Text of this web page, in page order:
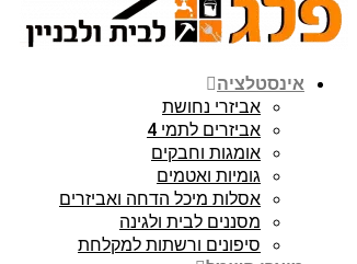
אינסטלציה
אביזרי נחושת
אביזרים לתמי 4
אומגות וחבקים
גומיות ואטמים
אסלות מיכל הדחה ואביזרים
מסננים לבית ולגינה
סיפונים ורשתות למקלחת